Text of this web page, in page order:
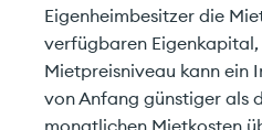
Eigenheimbesitzer die
verfügbaren Eigenkapital,
Mietpreisniveau kann ein
von Anfang günstiger als
monatlichen Mietkosten